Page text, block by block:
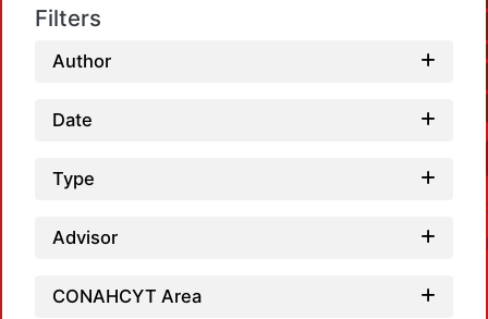
Filters
Author
Date
Type
Advisor
CONAHCYT Area